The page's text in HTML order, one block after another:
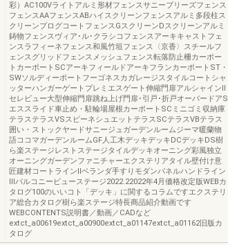
彩）AC100Vライトアルミ形材フェンスサニーブリーズフェンス
フェンスAAフェンスABハイスクリーンフェンスアルミ多段柱ス
クリーンプログコートフェンスGスクリーンDスクリーンアルミ
鋳物フェンスヴィア･ル･クラシコフェンスアーキキャストフェ
ンスラフィーネフェンス和風竹垣フェンス〈京香〉スチールフ
ェンスグリッドフェンスメッシュフェンス転落防止柵カーポー
トカーポートSCアーキフィールドアーキフランカーポートST・
SWソルディーポートフーゴネスカガレージスタイルコートシャ
ッターハンガーゲートプレミエスゲート伸縮門扉アルシャインⅡ
セレビュー大型伸縮門扉跳ね上げ門扉･引戸･折戸オーバードアS
エススライド車止め・駐輪場屋根カーポートSCミニゴミ収納庫
テラステラスVSスピーネシュエットテラスSCテラスVBテラス
囲い・ストックヤードサニージュガーデンルームジーマ暖蘭物
語ココマガーデンルームGF人工木デッキデッキDCデッキDS樹
ら楽ステージレストステージタイルデッキオーニング彩風独立
オーニングガーデンファニチャーエクステリアタイル壁付け意
匠建材コートラインⅡベランダ手すりモダンパネルハンドライン
Ⅲバルコニービューステージ2022.22022年4月価格改定版WEBカ
タログ100のいいコト「デッキ」に関するコラムですエクステリ
ア総合カタログ樹ら楽ステージ特長商品紹介動画です
WEBCONTENTS説明書／動画／CADなど
extct_a00619extct_a00900extct_a01147extct_a01162旧版カ
タログ